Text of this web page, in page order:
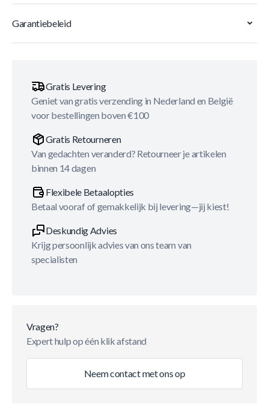
Garantiebeleid
Gratis Levering
Geniet van gratis verzending in Nederland en België
voor bestellingen boven €100
Gratis Retourneren
Van gedachten veranderd? Retourneer je artikelen
binnen 14 dagen
Flexibele Betaalopties
Betaal vooraf of gemakkelijk bij levering—jij kiest!
Deskundig Advies
Krijg persoonlijk advies van ons team van
specialisten
Vragen?
Expert hulp op één klik afstand
Neem contact met ons op